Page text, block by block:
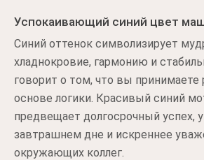
Успокаивающий синий цвет
Синий оттенок символизирует
хладнокровие, гармонию и
говорит о том, что вы принимаете
основе логики. Красивый синий
предвещает долгосрочный успех,
завтрашнем дне и искреннее
окружающих коллег.